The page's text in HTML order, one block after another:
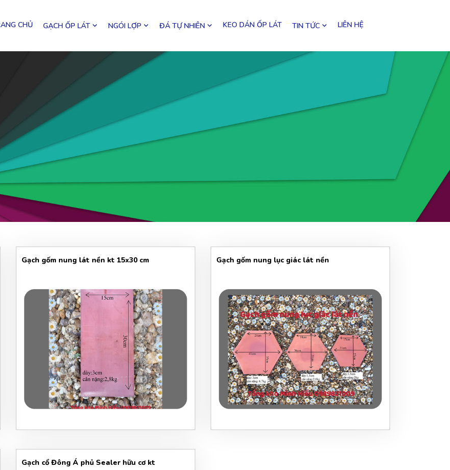
CHỦ GẠCH ỐP LÁT NGÓI LỢP ĐÁ TỰ NHIÊN KEO DÁN ỐP LÁT TIN TỨC LIÊN HỆ
Gạch gốm nung lát nền kt 15x30 cm Gạch gốm nung lục giác lát nền
Gạch cổ Đông Á phủ Sealer hữu cơ kt